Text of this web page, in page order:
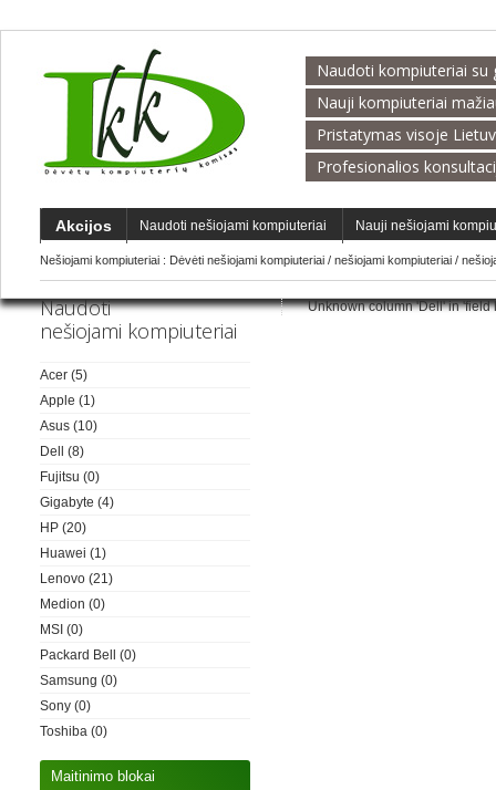
Naudoti kompiuteriai su
Nauji kompiuteriai
Pristatymas visoje
Profesionalios
Akcijos Naudoti nešiojami kompiuteriai Nauji nešiojami
Nešiojami kompiuteriai : Dėvėti nešiojami kompiuteriai / nešiojami kompiuteriai /
Naudoti
nešiojami kompiuteriai
Acer (5)
Apple (1)
Asus (10)
Dell
(8)
Fujitsu (0)
Gigabyte (4)
HP (20)
Huawei (1)
Lenovo (21)
Medion (0)
MSI (0)
Packard Bell
(0)
Samsung (0)
Sony (0)
Toshiba (0)
Maitinimo blokai
Unknown column 'Dell' in 'field